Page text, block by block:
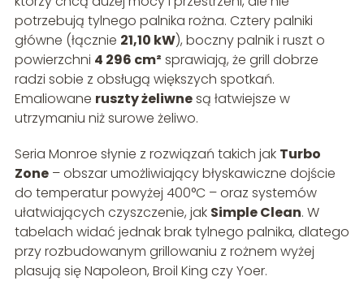
potrzebują tylnego palnika rożna. Cztery palniki
główne (łącznie 21,10 kW), boczny palnik i ruszt o
powierzchni 4 296 cm² sprawiają, że grill dobrze
radzi sobie z obsługą większych spotkań.
Emaliowane ruszty żeliwnesą łatwiejsze w
utrzymaniu niż surowe żeliwo.
Seria Monroe słynie z rozwiązań takich jak Turbo
Zone– obszar umożliwiający błyskawiczne dojście
do temperatur powyżej 400°C – oraz systemów
ułatwiających czyszczenie, jak Simple Clean. W
tabelach widać jednak brak tylnego palnika, dlatego
przy rozbudowanym grillowaniu z rożnem wyżej
plasują się Napoleon, Broil King czy Yoer.